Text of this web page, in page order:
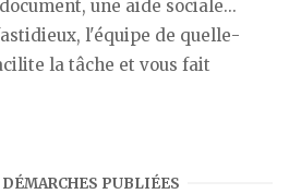
une aide sociale...
l'équipe de quelle-
la tâche et vous fait
PUBLIÉES